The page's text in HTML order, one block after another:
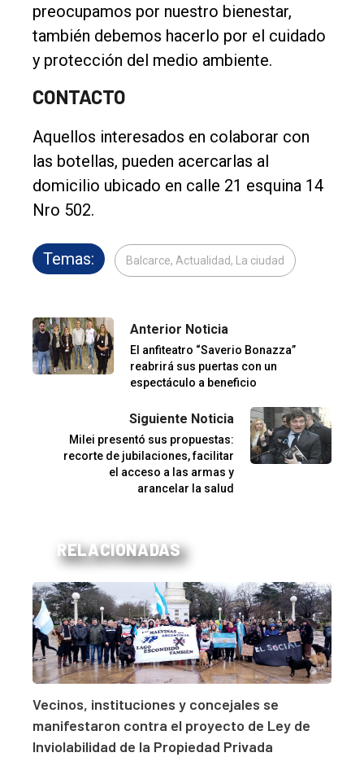
preocupamos por nuestro bienestar,
también debemos hacerlo por el cuidado
y protección del medio ambiente.
CONTACTO
Aquellos interesados en colaborar con
las botellas, pueden acercarlas al
domicilio ubicado en calle 21 esquina 14
Nro 502.
Temas: Balcarce, Actualidad, La ciudad
Anterior Noticia
El anfiteatro “Saverio Bonazza”
reabrirá sus puertas con un
espectáculo a beneficio
Siguiente Noticia
Milei presentó sus propuestas:
recorte de jubilaciones, facilitar
el acceso a las armas y
arancelar la salud
RELACIONADAS
Vecinos, instituciones y concejales se
manifestaron contra el proyecto de Ley de
Inviolabilidad de la Propiedad Privada